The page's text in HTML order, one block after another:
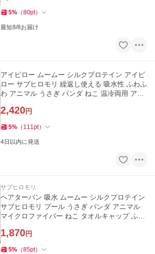
5% （80pt）
最短8/8お届け
アイピロー ムームー シルクプロテイン アイピ
ロー サブヒロモリ 繰返し使える 吸水性 ふわふ
わ アニマル うさぎ パンダ ねこ 温冷両用 アイ
2,420円
5% （ 111pt）
4日以内に発送
サブヒロモリ
ヘアターバン 吸水 ムームー シルクプロテイン
サブヒロモリ プール うさぎ パンダ アニマル
マイクロファイバー ねこ タオルキャップ ふわ
1,870円
5% （85pt）